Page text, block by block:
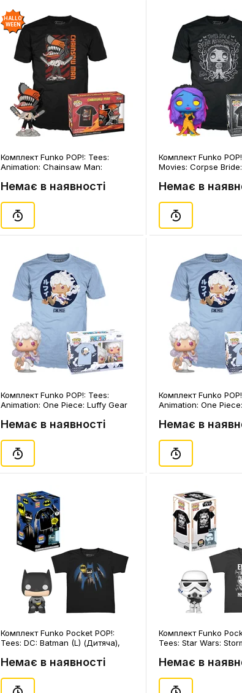
HALLO
WEEN
Комплект Funko POP!: Tees:
Animation: Chainsaw Man:
Немає в наявності
Комплект Funko
Movies: Corpse
Немає в
Комплект Funko POP!: Tees:
Animation: One Piece: Luffy Gear
Немає в наявності
Комплект Funko
Animation: One
Немає в
Комплект Funko Pocket POP!:
Tees: DC: Batman (L) (Дитяча),
Немає в наявності
Комплект Funko
Tees: Star Wars:
Немає в